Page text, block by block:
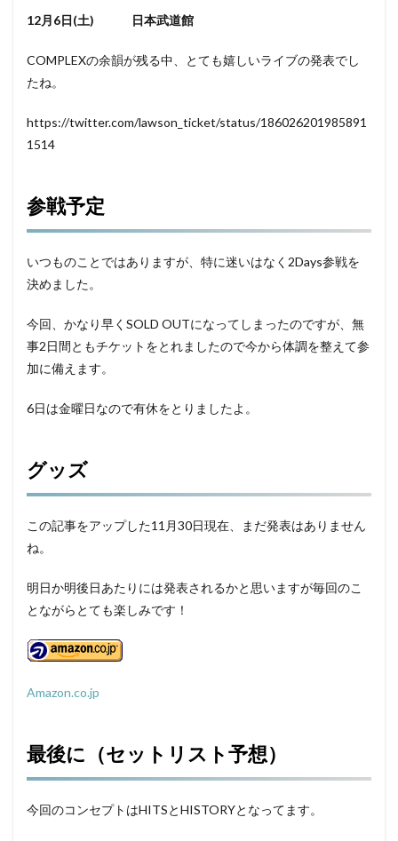
12月6日(土) 日本武道館
COMPLEXの余韻が残る中、とても嬉しいライブの発表でし
たね。
https://twitter.com/lawson_ticket/status/186026201985891
1514
参戦予定
いつものことではありますが、特に迷いはなく2Days参戦を
決めました。
今回、かなり早くSOLD OUTになってしまったのですが、無
事2日間ともチケットをとれましたので今から体調を整えて参
加に備えます。
6日は金曜日なので有休をとりましたよ。
グッズ
この記事をアップした11月30日現在、まだ発表はありません
ね。
明日か明後日あたりには発表されるかと思いますが毎回のこ
とながらとても楽しみです！
Amazon.co.jp
最後に（セットリスト予想）
今回のコンセプトはHITSとHISTORYとなってます。